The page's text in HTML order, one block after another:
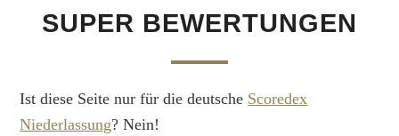
SUPER BEWERTUNGEN
Ist diese Seite nur für die deutsche Scoredex
Niederlassung? Nein!